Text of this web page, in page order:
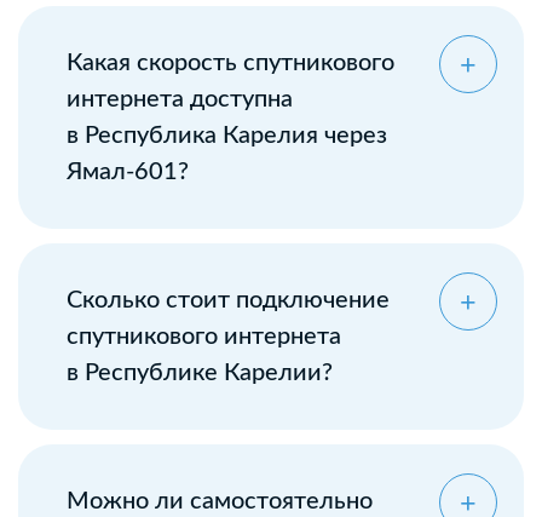
Какая скорость спутникового
интернета доступна
в Республика Карелия через
Ямал-601?
Сколько стоит подключение
спутникового интернета
в Республике Карелии?
Можно ли самостоятельно